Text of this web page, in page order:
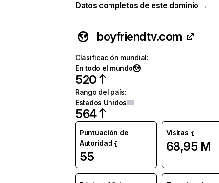
Datos completos de este dominio →
boyfriendtv.com
Clasificación mundial:
En todo el mundo
520
Rango del país:
Estados Unidos
564
Puntuación de
Autoridad
55
Visitas
68,95 M